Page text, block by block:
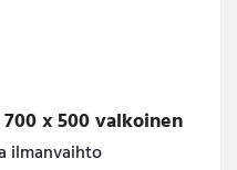
x 500 valkoinen
ilmanvaihto